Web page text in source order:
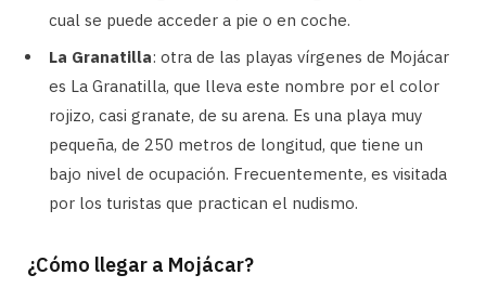
cual se puede acceder a pie o en coche.
La Granatilla: otra de las playas vírgenes de Mojácar
es La Granatilla, que lleva este nombre por el color
rojizo, casi granate, de su arena. Es una playa muy
pequeña, de 250 metros de longitud, que tiene un
bajo nivel de ocupación. Frecuentemente, es visitada
por los turistas que practican el nudismo.
¿Cómo llegar a Mojácar?